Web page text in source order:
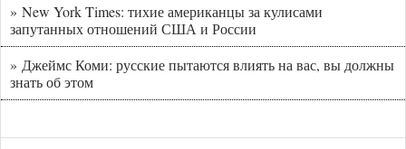
» New York Times: тихие американцы за кулисами
запутанных отношений США и России
» Джеймс Коми: русские пытаются влиять на вас, вы должны
знать об этом